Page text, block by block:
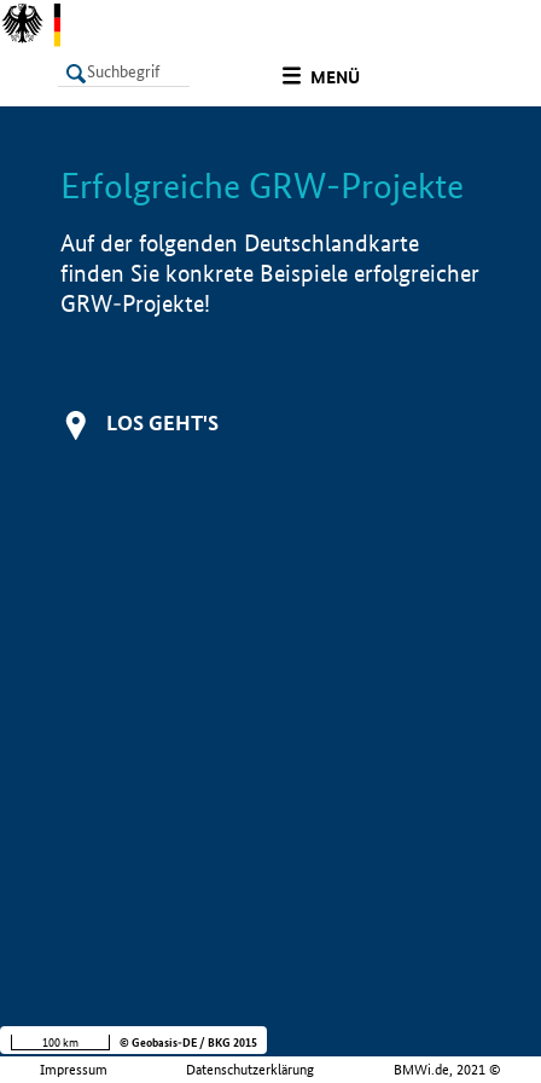
MENÜ
LISTE Info
Erfolgreiche GRW-Projekte
Auf der folgenden Deutschlandkarte
finden Sie konkrete Beispiele erfolgreicher
GRW-Projekte!
LOS GEHT'S
Impressum Datenschutzerklärung BMWi.de, 2021 ©
100 km © Geobasis-DE / BKG 2015